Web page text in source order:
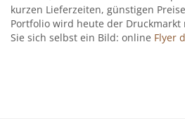
kurzen Lieferzeiten, günstigen
Portfolio wird heute der
Sie sich selbst ein Bild: online Flyer